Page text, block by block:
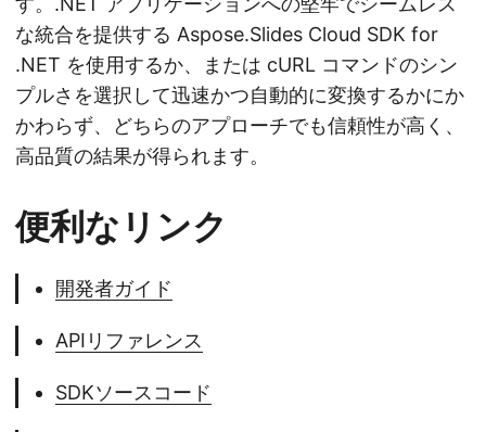
な統合を提供する Aspose.Slides Cloud SDK for
.NET を使用するか、または cURL コマンドのシン
プルさを選択して迅速かつ自動的に変換するかにか
かわらず、どちらのアプローチでも信頼性が高く、
高品質の結果が得られます。
便利なリンク
開発者ガイド
APIリファレンス
SDKソースコード